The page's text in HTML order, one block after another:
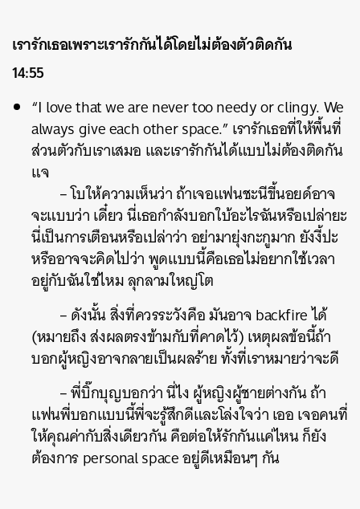
เรารักเธอเพราะเรารักกันได้โดยไม่ต้องตัวติดกัน
14:55
“I love that we are never too needy or clingy. We
always give each other space.” เรารักเธอที่ให้พื้นที่
ส่วนตัวกับเราเสมอ และเรารักกันได้แบบไม่ต้องติดกัน
แจ
– โบให้ความเห็นว่า ถ้าเจอแฟนชะนีขี้นอยด์อาจ
จะแบบว่า เดี๋ยว นี่เธอกำลังบอกใบ้อะไรฉันหรือเปล่ายะ
นี่เป็นการเตือนหรือเปล่าว่า อย่ามายุ่งกะกูมาก ยังงี้ปะ
หรืออาจจะคิดไปว่า พูดแบบนี้คือเธอไม่อยากใช้เวลา
อยู่กับฉันใช่ไหม ลุกลามใหญ่โต
– ดังนั้น สิ่งที่ควรระวังคือ มันอาจ backfire ได้
(หมายถึง ส่งผลตรงข้ามกับที่คาดไว้) เหตุผลข้อนี้ถ้า
บอกผู้หญิงอาจกลายเป็นผลร้าย ทั้งที่เราหมายว่าจะดี
– พี่บิ๊กบุญบอกว่า นี่ไง ผู้หญิงผู้ชายต่างกัน ถ้า
แฟนพี่บอกแบบนี้พี่จะรู้สึกดีและโล่งใจว่า เออ เจอคนที่
ให้คุณค่ากับสิ่งเดียวกัน คือต่อให้รักกันแค่ไหน ก็ยัง
ต้องการ personal space อยู่ดีเหมือนๆ กัน